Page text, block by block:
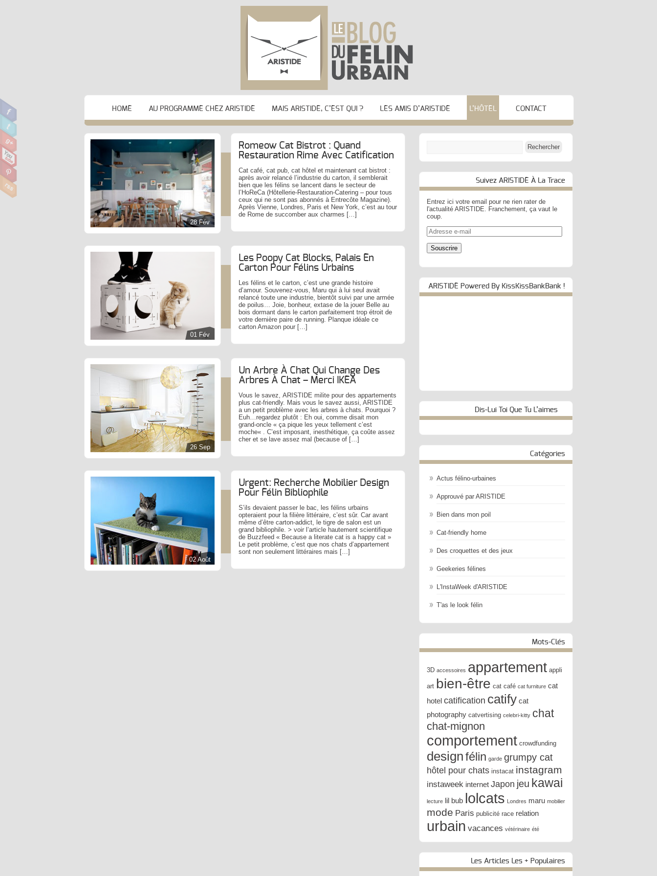
HOME AU PROGRAMME CHEZ ARISTIDE MAIS ARISTIDE, C’EST QUI ? LES AMIS D’ARISTIDE L’HÔTEL CONTACT
28 Fév
Romeow Cat Bistrot : Quand
Restauration Rime Avec Catification
Cat café, cat pub, cat hôtel et maintenant cat bistrot :
après avoir relancé l’industrie du carton, il semblerait
bien que les félins se lancent dans le secteur de
l’HoReCa (Hôtellerie-Restauration-Catering – pour tous
ceux qui ne sont pas abonnés à Entrecôte Magazine).
Après Vienne, Londres, Paris et New York, c’est au tour
de Rome de succomber aux charmes […]
01 Fév
Les Poopy Cat Blocks, Palais En
Carton Pour Félins Urbains
Les félins et le carton, c’est une grande histoire
d’amour. Souvenez-vous, Maru qui à lui seul avait
relancé toute une industrie, bientôt suivi par une armée
de poilus… Joie, bonheur, extase de la jouer Belle au
bois dormant dans le carton parfaitement trop étroit de
votre dernière paire de running. Planque idéale ce
carton Amazon pour […]
26 Sep
Un Arbre À Chat Qui Change Des
Arbres À Chat – Merci IKEA
Vous le savez, ARISTIDE milite pour des appartements
plus cat-friendly. Mais vous le savez aussi, ARISTIDE
a un petit problème avec les arbres à chats. Pourquoi ?
Euh…regardez plutôt : Eh oui, comme disait mon
grand-oncle « ça pique les yeux tellement c’est
moche« . C’est imposant, inesthétique, ça coûte assez
cher et se lave assez mal (because of […]
02 Août
Urgent: Recherche Mobilier Design
Pour Félin Bibliophile
S’ils devaient passer le bac, les félins urbains
opteraient pour la filière littéraire, c’est sûr. Car avant
même d’être carton-addict, le tigre de salon est un
grand bibliophile. > voir l’article hautement scientifique
de Buzzfeed « Because a literate cat is a happy cat »
Le petit problème, c’est que nos chats d’appartement
sont non seulement littéraires mais […]
Suivez ARISTIDE À La Trace
Entrez ici votre email pour ne rien rater de
l'actualité ARISTIDE. Franchement, ça vaut le
coup.
Adresse
e-
mail
Souscrire
ARISTIDE Powered By KissKissBankBank !
Dis-Lui Toi Que Tu L’aimes
Catégories
Actus félino-urbaines
Approuvé par ARISTIDE
Bien dans mon poil
Cat-friendly home
Des croquettes et des jeux
Geekeries félines
L'InstaWeek d'ARISTIDE
T'as le look félin
Mots-Clés
3D accessoires appartement appli
art bien-être cat café cat furniture cat
hotel catification catify cat
photography catvertising celebri-kitty chat
chat-mignon
comportement crowdfunding
designfélin garde grumpy cat
hôtel pour chats instacat instagram
instaweek internet Japon jeu kawai
lecture lil bub lolcats Londres maru mobilier
mode Paris publicité race relation
urbain vacances vétérinaire été
Les Articles Les + Populaires